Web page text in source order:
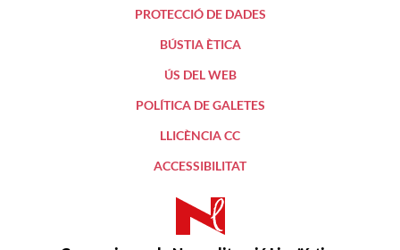
PROTECCIÓ DE DADES
BÚSTIA ÈTICA
ÚS DEL WEB
POLÍTICA DE GALETES
LLICÈNCIA CC
ACCESSIBILITAT